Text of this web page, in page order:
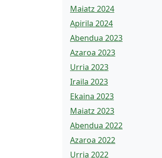
Maiatz 2024
Apirila 2024
Abendua 2023
Azaroa 2023
Urria 2023
Iraila 2023
Ekaina 2023
Maiatz 2023
Abendua 2022
Azaroa 2022
Urria 2022